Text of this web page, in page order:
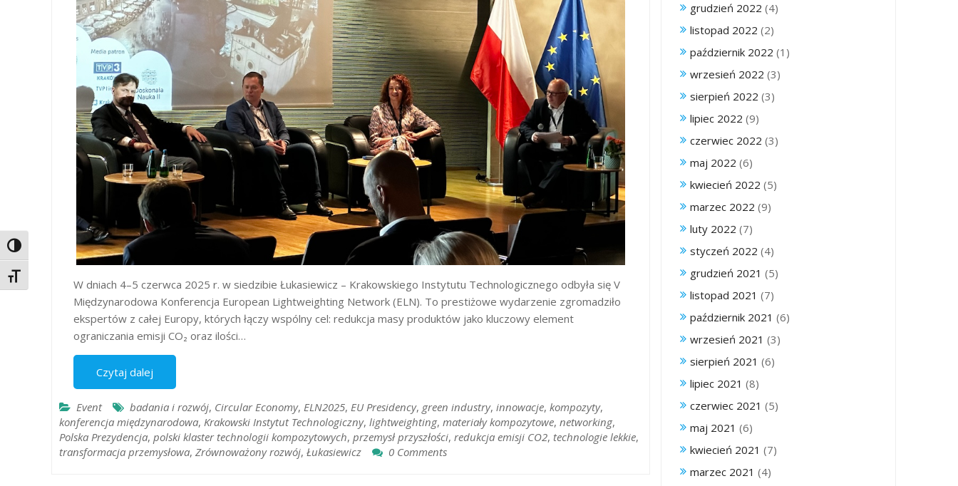
Toggle High Contrast
Toggle Font sizeW dniach 4–5 czerwca 2025 r. w siedzibie Łukasiewicz – Krakowskiego Instytutu Technologicznego odbyła się V
Międzynarodowa Konferencja European Lightweighting Network (ELN). To prestiżowe wydarzenie zgromadziło
ekspertów z całej Europy, których łączy wspólny cel: redukcja masy produktów jako kluczowy element
ograniczania emisji CO₂ oraz ilości…
Czytaj dalej
Event badania i rozwój, Circular Economy, ELN2025, EU Presidency, green industry, innowacje, kompozyty,
konferencja międzynarodowa, Krakowski Instytut Technologiczny, lightweighting, materiały kompozytowe, networking,
Polska Prezydencja, polski klaster technologii kompozytowych, przemysł przyszłości, redukcja emisji CO2, technologie lekkie,
transformacja przemysłowa, Zrównoważony rozwój, Łukasiewicz 0 Comments
grudzień 2022 (4)
listopad 2022 (2)
październik 2022 (1)
wrzesień 2022 (3)
sierpień 2022 (3)
lipiec 2022 (9)
czerwiec 2022 (3)
maj 2022 (6)
kwiecień 2022 (5)
marzec 2022 (9)
luty 2022 (7)
styczeń 2022 (4)
grudzień 2021 (5)
listopad 2021 (7)
październik 2021 (6)
wrzesień 2021 (3)
sierpień 2021 (6)
lipiec 2021 (8)
czerwiec 2021 (5)
maj 2021 (6)
kwiecień 2021 (7)
marzec 2021 (4)